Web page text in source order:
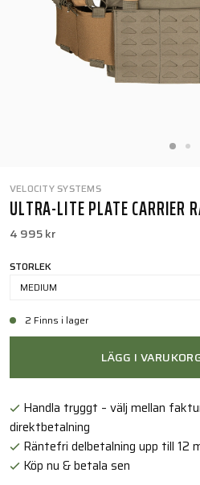
VELOCITY SYSTEMS
ULTRA-LITE PLATE CARRIER
4 995 kr
STORLEK
MEDIUM
2 Finns i lager
LÄGG I
Handla tryggt – välj mellan
direktbetalning
Räntefri delbetalning upp till 12
Köp nu & betala sen